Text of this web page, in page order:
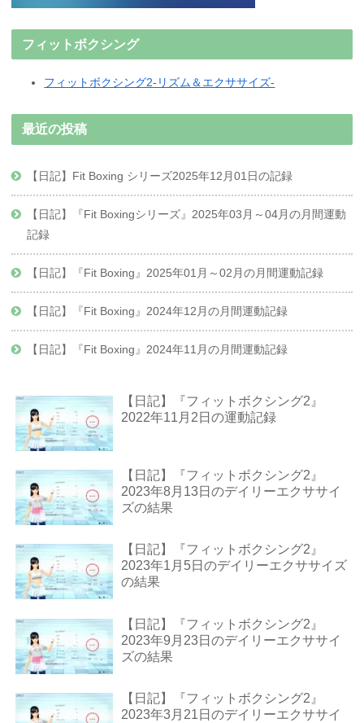
フィットボクシング
フィットボクシング2-リズム＆エクササイズ-
最近の投稿
【日記】Fit Boxing シリーズ2025年12月01日の記録
【日記】『Fit Boxingシリーズ』2025年03月～04月の月間運動
記録
【日記】『Fit Boxing』2025年01月～02月の月間運動記録
【日記】『Fit Boxing』2024年12月の月間運動記録
【日記】『Fit Boxing』2024年11月の月間運動記録
【日記】『フィットボクシング2』
2022年11月2日の運動記録
【日記】『フィットボクシング2』
2023年8月13日のデイリーエクササイ
ズの結果
【日記】『フィットボクシング2』
2023年1月5日のデイリーエクササイズ
の結果
【日記】『フィットボクシング2』
2023年9月23日のデイリーエクササイ
ズの結果
【日記】『フィットボクシング2』
2023年3月21日のデイリーエクササイ